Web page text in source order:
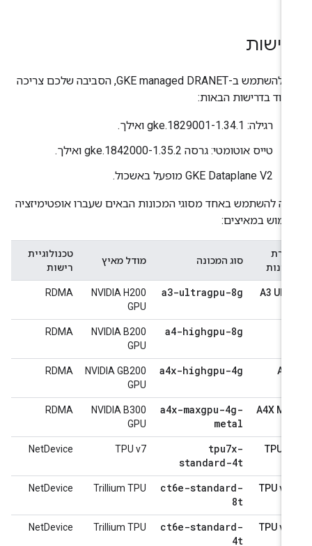
כדי להשתמש ב-GKE managed DRANET, הסביבה שלכם צריכה
בדרישות הבאות:
רגילה: 1.34.1-gke.1829001 ואילך.
טייס אוטומטי: גרסה 1.35.2-gke.1842000 ואילך.
‫GKE Dataplane V2 מופעל באשכול.
להשתמש באחד מסוגי המכונות הבאים שעברו אופטימיזציה
במאיצים:
סוג המכונה מודל מאיץ
טכנולוגיית
רישות
A3
a3-ultragpu-8g
NVIDIA H200
RDMA
a4-highgpu-8g
NVIDIA B200
RDMA
a4x-highgpu-4g
NVIDIA GB200
RDMA
A4X
a4x-maxgpu-4g-
metal
NVIDIA B300
RDMA
tpu7x-
standard-4t
TPU v7
NetDevice
TPU
ct6e-standard-
Trillium TPU
NetDevice
TPU
ct6e-standard-
Trillium TPU
NetDevice